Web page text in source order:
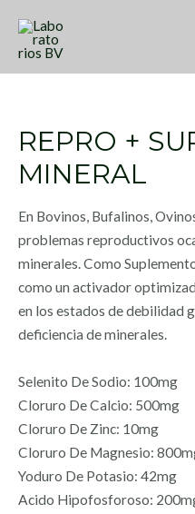
REPRO +
MINERAL
En Bovinos, Bufalinos,
problemas reproductivos
minerales. Como
como un activador
en los estados de debilidad
deficiencia de minerales.
Selenito De Sodio: 100mg
Cloruro De Calcio: 500mg
Cloruro De Zinc: 10mg
Cloruro De Magnesio:
Yoduro De Potasio: 42mg
Acido Hipofosforoso: